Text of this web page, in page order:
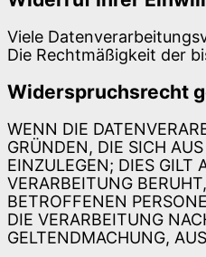
Viele
Die Rechtmäßigkeit der
Widerspruchsrecht
WENN DIE
GRÜNDEN, DIE SICH
EINZULEGEN; DIES GILT
VERARBEITUNG
BETROFFENEN
DIE VERARBEITUNG
GELTENDMACHUNG,